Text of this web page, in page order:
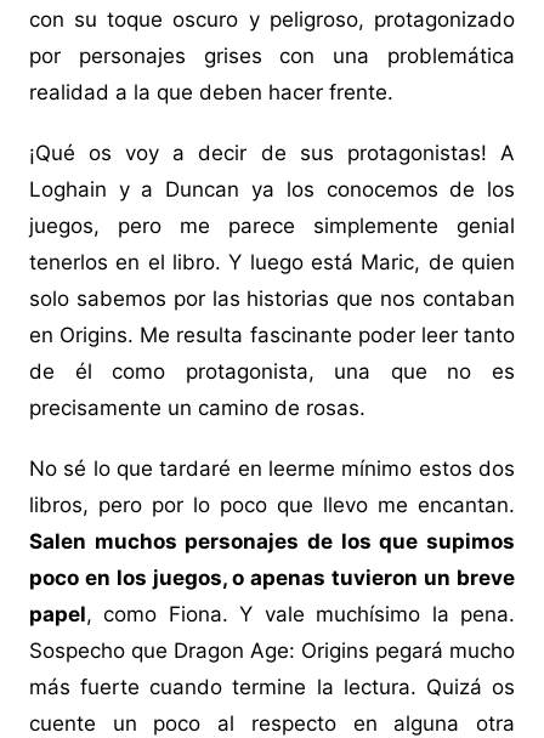
con su toque oscuro y peligroso, protagonizado
por personajes grises con una problemática
realidad a la que deben hacer frente.
¡Qué os voy a decir de sus protagonistas! A
Loghain y a Duncan ya los conocemos de los
juegos, pero me parece simplemente genial
tenerlos en el libro. Y luego está Maric, de quien
solo sabemos por las historias que nos contaban
en Origins. Me resulta fascinante poder leer tanto
de él como protagonista, una que no es
precisamente un camino de rosas.
No sé lo que tardaré en leerme mínimo estos dos
libros, pero por lo poco que llevo me encantan.
Salen muchos personajes de los que supimos
poco en los juegos, o apenas tuvieron un breve
papel, como Fiona. Y vale muchísimo la pena.
Sospecho que Dragon Age: Origins pegará mucho
más fuerte cuando termine la lectura. Quizá os
cuente un poco al respecto en alguna otra